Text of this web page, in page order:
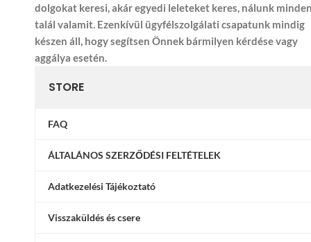
dolgokat keresi, akár egyedi leleteket keres, nálunk
talál valamit. Ezenkívül ügyfélszolgálati csapatunk mindig
készen áll, hogy segítsen Önnek bármilyen kérdése vagy
aggálya esetén.
STORE
FAQ
ÁLTALÁNOS SZERZŐDÉSI FELTÉTELEK
Adatkezelési Tájékoztató
Visszaküldés és csere